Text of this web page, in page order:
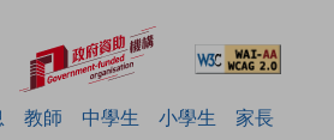
教師 中學生 小學生
家長